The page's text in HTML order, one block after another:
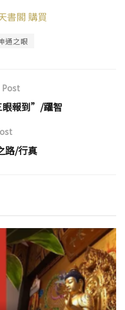
書閣 購買
通之眼
Post
眼報到”/躍智
路/行真